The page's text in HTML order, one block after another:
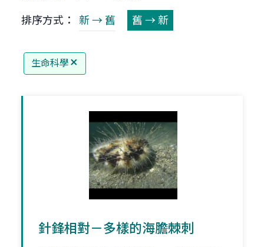
排序方式： 新 → 舊 舊 → 新
生命科學
針鋒相對－多樣的海膽棘刺